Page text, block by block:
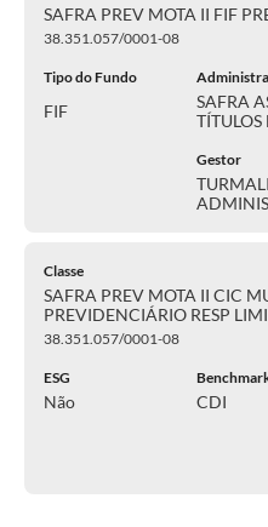
SAFRA PREV MOTA II FIF
38.351.057/0001-08
Tipo do Fundo
FIF
SAFRA
TÍTULOS
Gestor
Classe
SAFRA PREV MOTA II CIC
PREVIDENCIÁRIO RESP
38.351.057/0001-08
ESG
Não CDI